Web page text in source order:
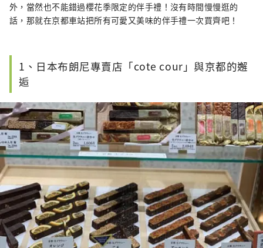
外，當然也不能錯過櫻花季限定的伴手禮！沒有時間慢慢逛的
話，那就在京都車站把所有可愛又美味的伴手禮一次買齊吧！
1、日本布朗尼專賣店「cote cour」與京都的邂
逅